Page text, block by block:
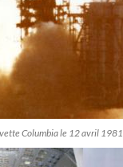
Columbia le 12 avril 1981